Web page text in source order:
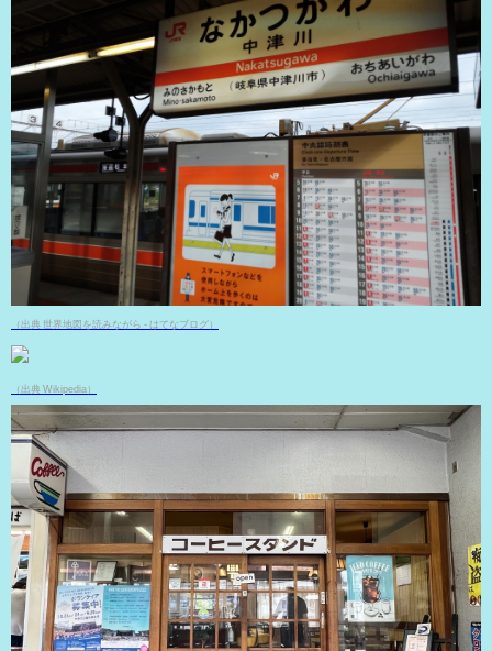
（出典 世界地図を読みながら - はてなブログ）
（出典 Wikipedia）